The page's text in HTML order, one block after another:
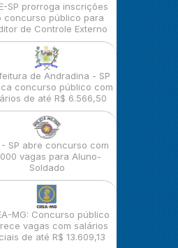
SP prorroga inscrições
concurso público para
de Controle Externo
de Andradina - SP
concurso público com
de até R$ 6.566,50
- SP abre concurso com
vagas para Aluno-
Soldado
MG: Concurso público
vagas com salários
de até R$ 13.609,13